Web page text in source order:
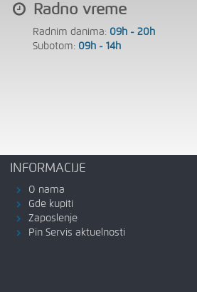
Radno vreme
Radnim danima: 09h - 20h
Subotom: 09h - 14h
INFORMACIJE
O nama
Gde kupiti
Zaposlenje
Pin Servis aktuelnosti